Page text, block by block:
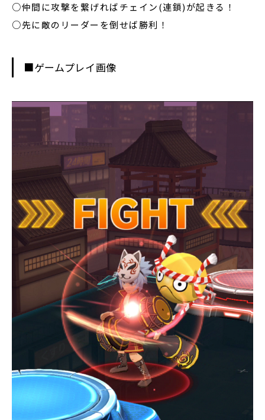
○仲間に攻撃を繋げればチェイン(連鎖)が起きる！
○先に敵のリーダーを倒せば勝利！
■ゲームプレイ画像